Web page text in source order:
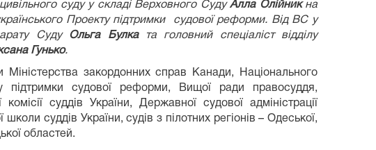
суду у складі Верховного СудуАлла Олійникна
Проекту підтримки судової реформи. Від ВС у
Суду
Ольга Булката головний спеціаліст відділу
Гунько.
Міністерства закордонних справ Канади, Національного
підтримки судової реформи, Вищої ради правосуддя,
суддів України, Державної судової адміністрації
суддів України, судів з пілотних регіонів – Одеської,
областей.